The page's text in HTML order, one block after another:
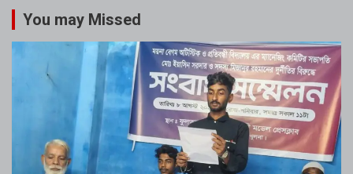
You may Missed